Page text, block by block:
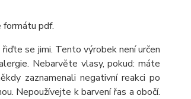
formátu pdf.
se jimi. Tento výrobek není určen
Nebarvěte vlasy, pokud: máte
zaznamenali negativní reakci po
Nepoužívejte k barvení řas a obočí.